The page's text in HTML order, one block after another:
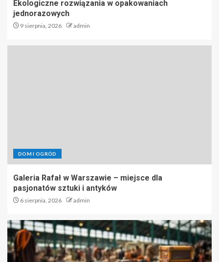
Ekologiczne rozwiązania w opakowaniach
jednorazowych
9 sierpnia, 2026 admin
DOM I OGRÓD
Galeria Rafał w Warszawie – miejsce dla
pasjonatów sztuki i antyków
6 sierpnia, 2026 admin